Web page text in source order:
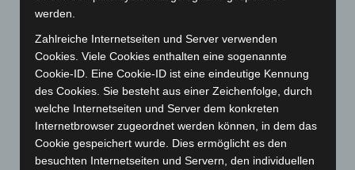
Blaulicht
Corona-News
Hannover und Region
Langenhagen und Ortsteile
3.252
Leserbriefe
Menschen
Über uns
werden.
Zahlreiche Internetseiten und Server verwenden
Cookies. Viele Cookies enthalten eine sogenannte
Cookie-ID. Eine Cookie-ID ist eine eindeutige Kennung
des Cookies. Sie besteht aus einer Zeichenfolge, durch
welche Internetseiten und Server dem konkreten
Internetbrowser zugeordnet werden können, in dem das
Cookie gespeichert wurde. Dies ermöglicht es den
besuchten Internetseiten und Servern, den individuellen